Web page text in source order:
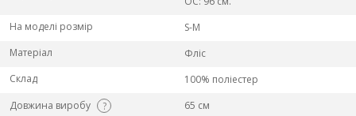
На моделі розмір
S-M
Матеріал
Фліс
Склад
100% поліестер
Довжина виробу
?
65 см